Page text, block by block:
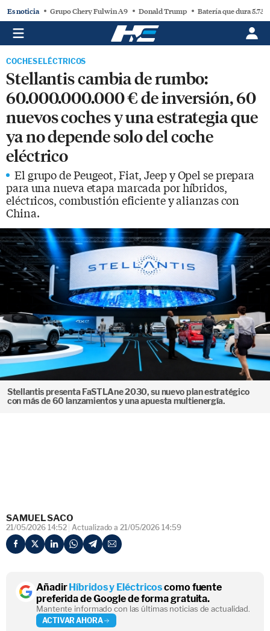
Es noticia Grupo Chery Fulwin A9 Donald Trump Batería que dura
COCHES ELÉCTRICOS
Stellantis cambia de rumbo:
60.000.000.000 € de inversión, 60
nuevos coches y una estrategia que
ya no depende solo del coche
eléctrico
El grupo de Peugeot, Fiat, Jeep y Opel se prepara
para una nueva etapa marcada por híbridos,
eléctricos, combustión eficiente y alianzas con
China.
Stellantis presenta FaSTLAne 2030, su nuevo plan estratégico
con más de 60 lanzamientos y una apuesta multienergía.
SAMUEL SACO
21/05/2026 14:52 Actualizado a 21/05/2026 14:59
AñadirHíbridos y Eléctricoscomo fuente
preferida de Google de forma gratuita.
Mantente informado con las últimas noticias de actualidad.
ACTIVAR AHORA